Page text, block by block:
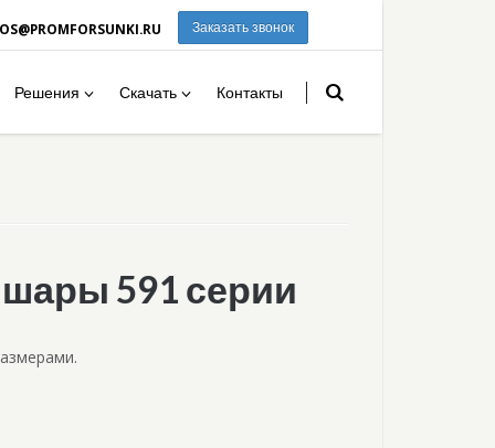
Заказать звонок
Решения Скачать Контакты
591 серии